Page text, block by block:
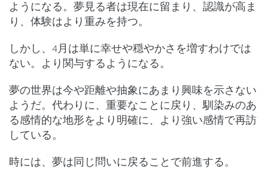
ようになる。夢見る者は現在に留まり、認識が高ま
り、体験はより重みを持つ。
しかし、4月は単に幸せや穏やかさを増すわけでは
ない。より関与するようになる。
夢の世界は今や距離や抽象にあまり興味を示さない
ようだ。代わりに、重要なことに戻り、馴染みのあ
る感情的な地形をより明確に、より強い感情で再訪
している。
時には、夢は同じ問いに戻ることで前進する。